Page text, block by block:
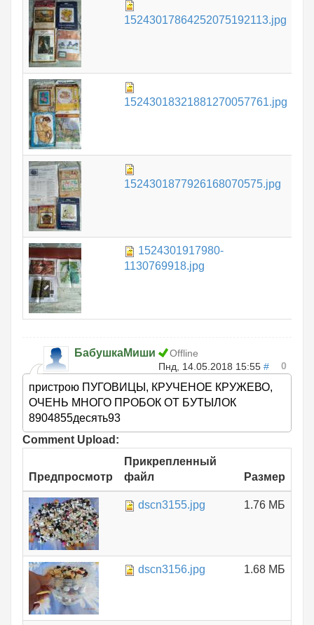
15243017864252075192113.jpg
15243018321881270057761.jpg
1524301877926168070575.jpg
1524301917980-
1130769918.jpg
БабушкаМиши
Offline
Пнд, 14.05.2018 15:55 # 0
пристрою ПУГОВИЦЫ, КРУЧЕНОЕ КРУЖЕВО,
ОЧЕНЬ МНОГО ПРОБОК ОТ БУТЫЛОК
8904855десять93
Comment Upload:
Предпросмотр
Прикрепленный
файл
Размер
dscn3155.jpg 1.76 МБ
dscn3156.jpg 1.68 МБ